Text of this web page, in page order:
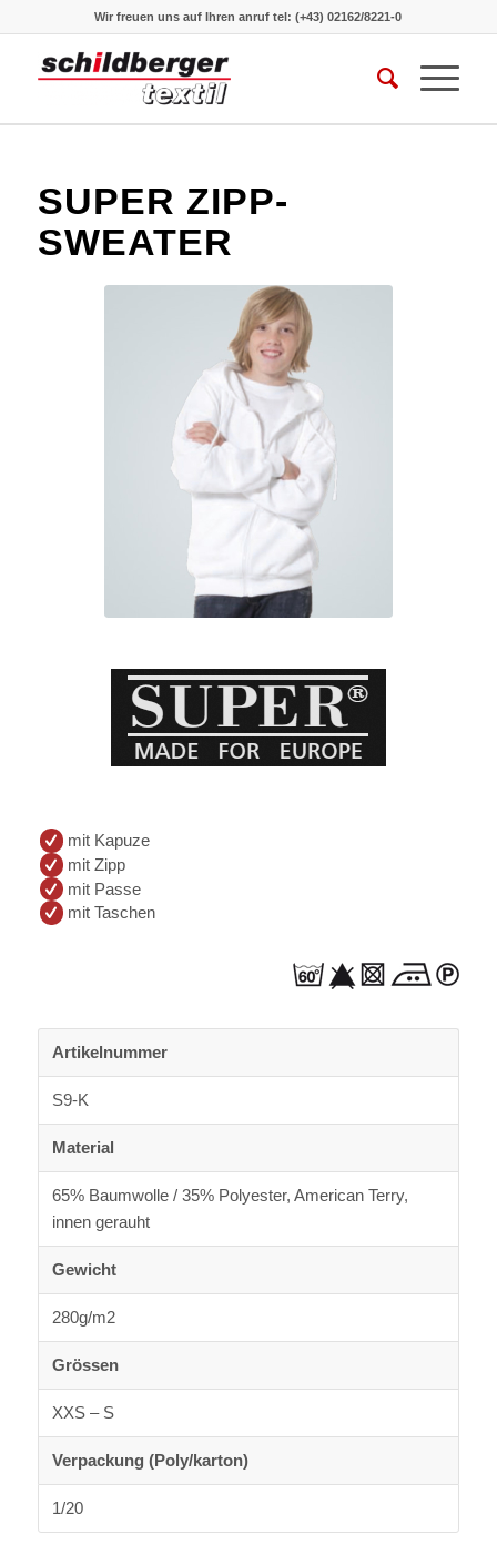
Wir freuen uns auf Ihren anruftel: (+43) 02162/8221-0
SUPER ZIPP-
SWEATER
mit Kapuze
mit Zipp
mit Passe
mit Taschen
Artikelnummer
S9-K
Material
65% Baumwolle / 35% Polyester, American Terry,
innen gerauht
Gewicht
280g/m2
Grössen
XXS – S
Verpackung (Poly/karton)
1/20